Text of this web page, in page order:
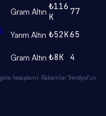
Gram Altın ₺116
K
77
Yarım Altın ₺52K65
Gram Altın ₺8K 4
hesaplanır. Rakamlar Trendyol'un